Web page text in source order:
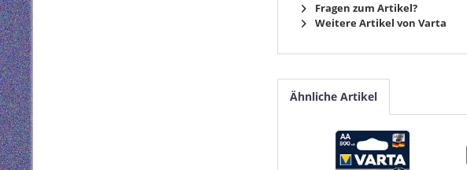
Fragen zum Artikel?
Weitere Artikel von Varta
Ähnliche Artikel